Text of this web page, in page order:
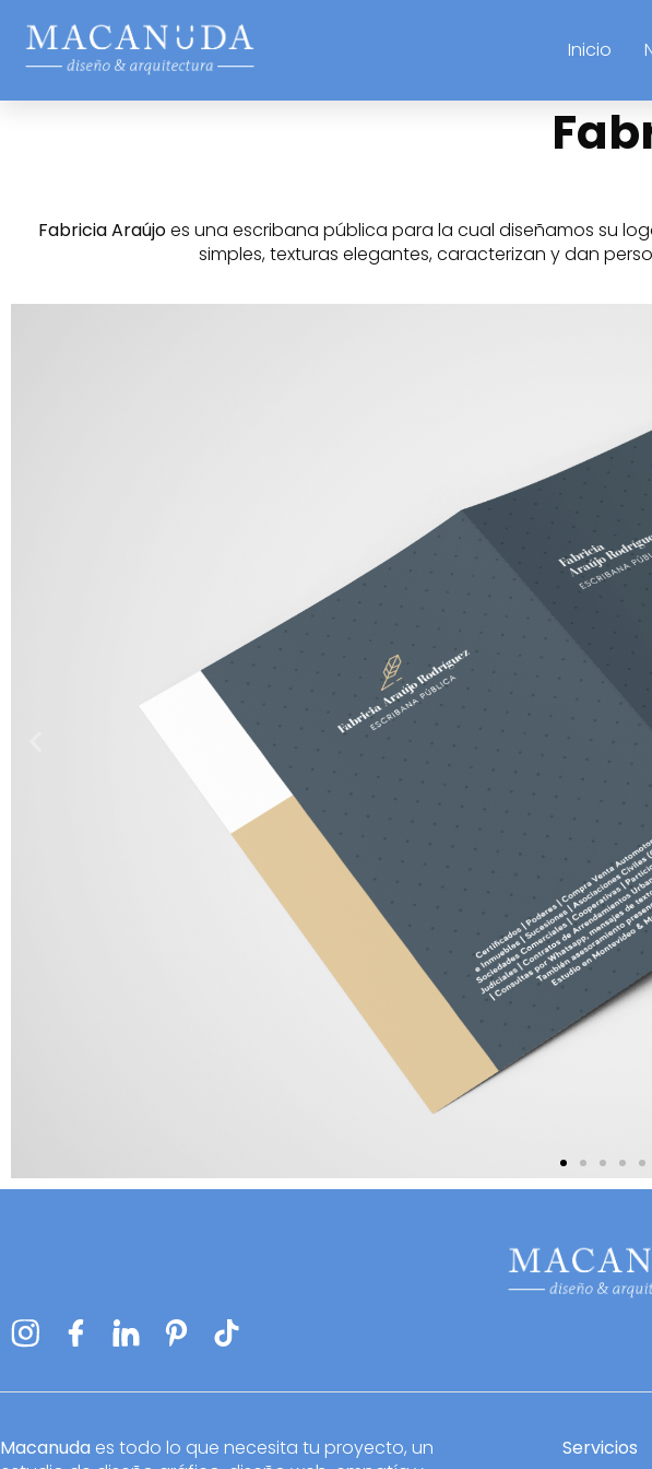
Inicio
Fabricia Araújoes una escribana pública para la cual diseñamos su
simples, texturas elegantes, caracterizan y dan
Macanuda es todo lo que necesita tu proyecto, un
Servicios